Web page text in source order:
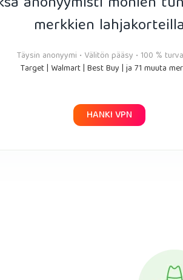
merkkien lahjakorteilla
Täysin anonyymi • Välitön pääsy • 100 %
Target | Walmart | Best Buy | ja 71 muuta
HANKI VPN